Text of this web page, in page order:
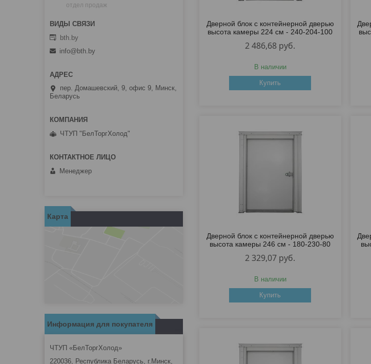
Дверной блок с контейнерной дверью
высота камеры 224 см - 240-204-100
2 486,68 руб.
В наличии
Купить
Дверной блок с контейнерной дверью
высота камеры 246 см - 180-230-80
2 329,07 руб.
В наличии
Купить
отдел продаж
bth.by
info@bth.by
пер. Домашевский, 9, офис 9, Минск,
Беларусь
ЧТУП "БелТоргХолод"
Менеджер
Карта
Информация для покупателя
ЧТУП «БелТоргХолод»
220036, Республика Беларусь, г.Минск,